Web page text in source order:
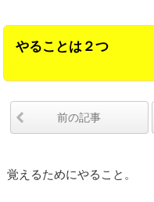
やることは２つ
前の記事
覚えるためにやること。